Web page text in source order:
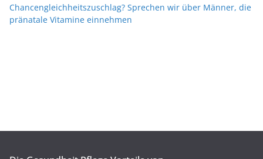
Chancengleichheitszuschlag? Sprechen wir über Männer, die
pränatale Vitamine einnehmen